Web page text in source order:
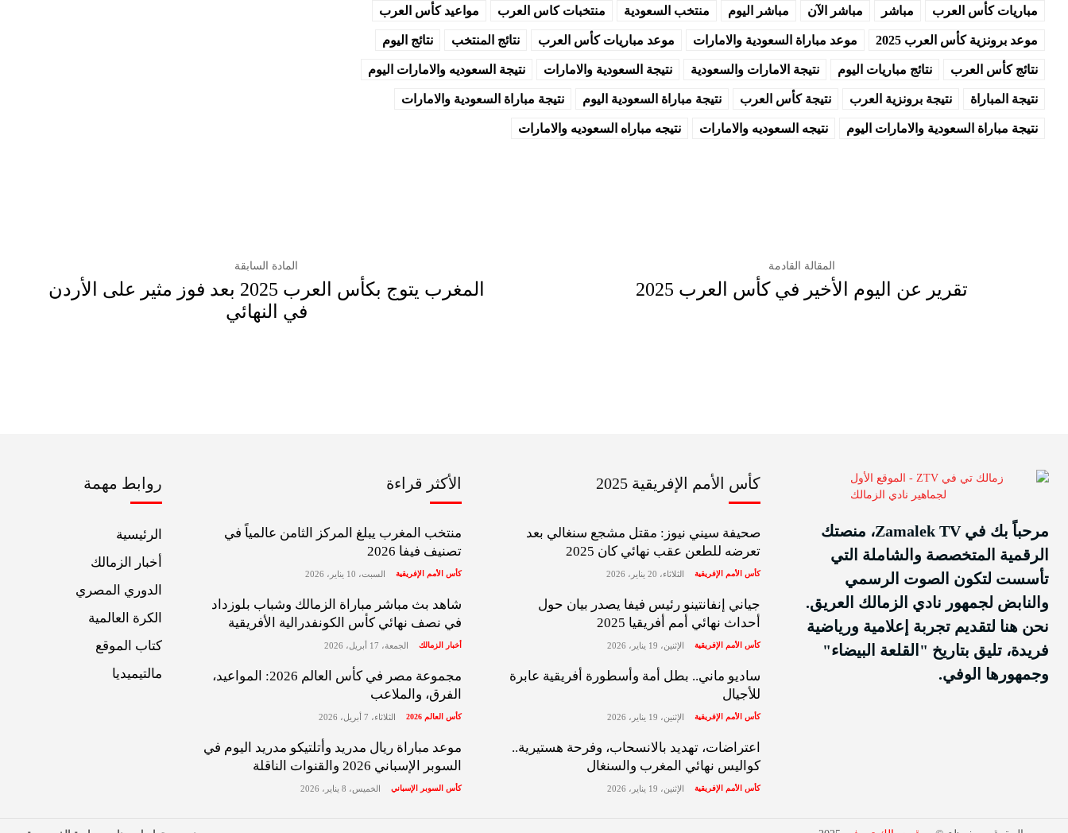
مباريات كأس العرب مباشر مباشر الآن مباشر اليوم منتخب السعودية منتخبات كاس العرب مواعيد كأس العرب
موعد برونزية كأس العرب 2025 موعد مباراة السعودية والامارات موعد مباريات كأس العرب نتائج المنتخب نتائج اليوم
نتائج كأس العرب نتائج مباريات اليوم نتيجة الامارات والسعودية نتيجة السعودية والامارات نتيجة السعوديه والامارات اليوم
نتيجة المباراة نتيجة برونزية العرب نتيجة كأس العرب نتيجة مباراة السعودية اليوم نتيجة مباراة السعودية والامارات
نتيجة مباراة السعودية والامارات اليوم نتيجه السعوديه والامارات نتيجه مباراه السعوديه والامارات
المادة السابقة
المغرب يتوج بكأس العرب 2025 بعد فوز مثير على الأردن
في النهائي
المقالة القادمة
تقرير عن اليوم الأخير في كأس العرب 2025
روابط مهمة
الرئيسية
أخبار الزمالك
الدوري المصري
الكرة العالمية
كتاب الموقع
مالتيميديا
الأكثر قراءة
منتخب المغرب يبلغ المركز الثامن عالمياً في
تصنيف فيفا 2026
كأس الأمم الإفريقية السبت، 10 يناير، 2026
شاهد بث مباشر مباراة الزمالك وشباب بلوزداد
في نصف نهائي كأس الكونفدرالية الأفريقية
أخبار الزمالك الجمعة، 17 أبريل، 2026
مجموعة مصر في كأس العالم 2026: المواعيد،
الفرق، والملاعب
كأس العالم 2026 الثلاثاء، 7 أبريل، 2026
موعد مباراة ريال مدريد وأتلتيكو مدريد اليوم في
السوبر الإسباني 2026 والقنوات الناقلة
كأس السوبر الإسباني الخميس، 8 يناير، 2026
كأس الأمم الإفريقية 2025
صحيفة سيني نيوز: مقتل مشجع سنغالي بعد
تعرضه للطعن عقب نهائي كان 2025
كأس الأمم الإفريقية الثلاثاء، 20 يناير، 2026
جياني إنفانتينو رئيس فيفا يصدر بيان حول
أحداث نهائي أمم أفريقيا 2025
كأس الأمم الإفريقية الإثنين، 19 يناير، 2026
ساديو ماني.. بطل أمة وأسطورة أفريقية عابرة
للأجيال
كأس الأمم الإفريقية الإثنين، 19 يناير، 2026
اعتراضات، تهديد بالانسحاب، وفرحة هستيرية..
كواليس نهائي المغرب والسنغال
كأس الأمم الإفريقية الإثنين، 19 يناير، 2026
مرحباً بك في Zamalek TV، منصتك
الرقمية المتخصصة والشاملة التي
تأسست لتكون الصوت الرسمي
والنابض لجمهور نادي الزمالك العريق.
نحن هنا لتقديم تجربة إعلامية ورياضية
فريدة، تليق بتاريخ "القلعة البيضاء"
وجمهورها الوفي.